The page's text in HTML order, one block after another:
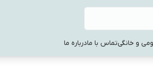
و خانگیتماس با مادرباره ما